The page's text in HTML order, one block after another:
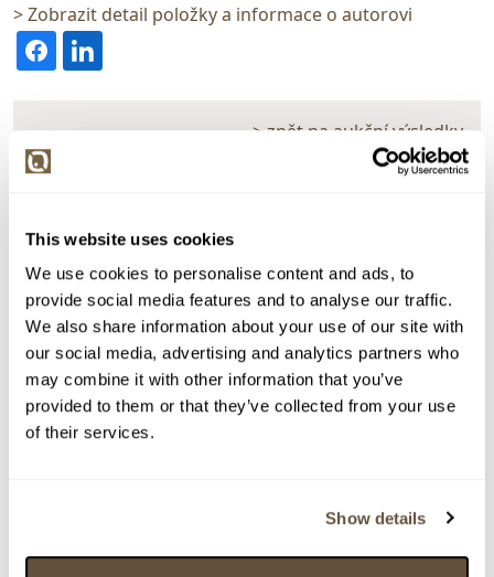
This website uses cookies
We use cookies to personalise content and ads, to
provide social media features and to analyse our traffic.
We also share information about your use of our site with
our social media, advertising and analytics partners who
may combine it with other information that you’ve
provided to them or that they’ve collected from your use
of their services.
Show details
> Zobrazit detail položky a informace o autorovi
> zpět na aukční výsledky
VYDRAŽENO
55729. Pražský hrad
Dražba ukončena:
10.02.2021 19:44:41
Vyvolávací cena:
500 Kč
vydraženo za:
4 100 Kč
Zpět na aukční výsledky
> Zobrazit informaci jak prodat obraz v aukci